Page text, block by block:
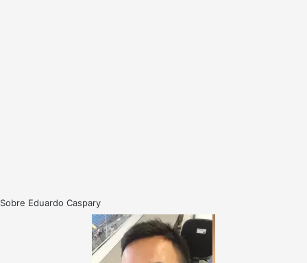
Sobre Eduardo Caspary